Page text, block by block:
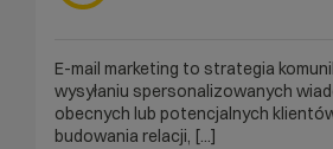
E-mail marketing to strategia
wysyłaniu spersonalizowanych
obecnych lub potencjalnych
budowania relacji, [...]